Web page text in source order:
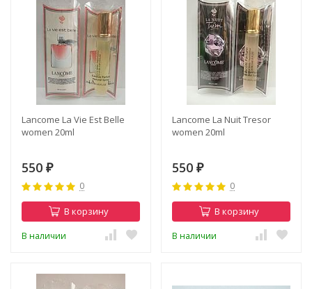
Lancome La Vie Est Belle
women 20ml
550 ₽
0
В корзину
В наличии
Lancome La Nuit Tresor
women 20ml
550 ₽
0
В корзину
В наличии